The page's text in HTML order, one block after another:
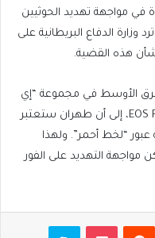
في مواجهة تهديد الحوثيين
الدفاع البريطانية على
هذه القضية.
الأوسط في مجموعة “إي
أو إس ريسك الأمنية البحرية ” EOS Risk Group، إلى أن طهران ستعتبر
“لخط أحمر”. ولهذا
التهديد على الفور
بوكيت سكايب